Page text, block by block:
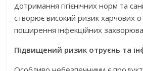
дотримання гігієнічних норм та
створює високий ризик харчових
поширення інфекційних
Підвищений ризик отруєнь та